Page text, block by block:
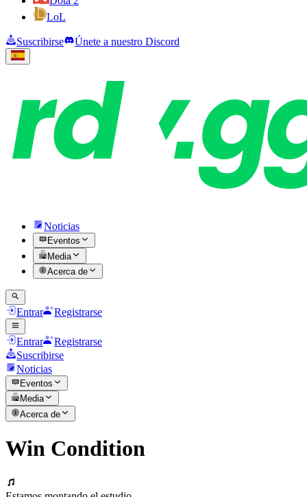
LoL
Suscribirse Únete a nuestro Discord
Noticias
Eventos
Media
Acerca de
Entrar Registrarse
Entrar
Registrarse
Suscribirse
Noticias
Eventos
Media
Acerca de
Win Condition